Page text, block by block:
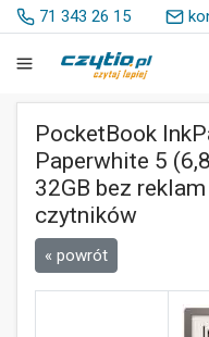
71 343 26 15
PocketBook
Paperwhite 5
32GB bez
czytników
« powrót